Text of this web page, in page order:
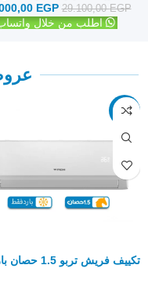
29.100,00EGP
EGP
اطلب من خلال
-11%